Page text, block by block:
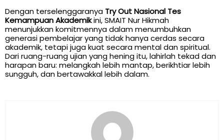
Dengan terselenggaranya Try Out Nasional Tes
Kemampuan Akademikini, SMAIT Nur Hikmah
menunjukkan komitmennya dalam menumbuhkan
generasi pembelajar yang tidak hanya cerdas secara
akademik, tetapi juga kuat secara mental dan spiritual.
Dari ruang-ruang ujian yang hening itu, lahirlah tekad dan
harapan baru: melangkah lebih mantap, berikhtiar lebih
sungguh, dan bertawakkal lebih dalam.